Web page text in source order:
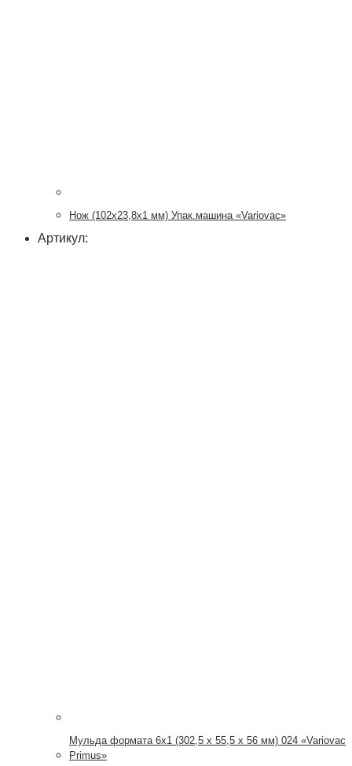
Нож (102х23,8х1 мм) Упак.машина «Variovac»
Артикул:
Мульда формата 6х1 (302,5 x 55,5 x 56 мм) 024 «Variovac
Primus»